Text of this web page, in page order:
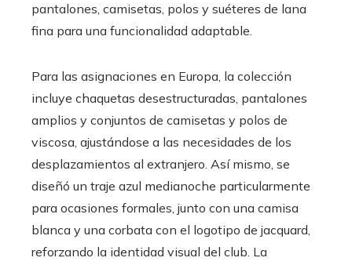
pantalones, camisetas, polos y suéteres de lana
fina para una funcionalidad adaptable.
Para las asignaciones en Europa, la colección
incluye chaquetas desestructuradas, pantalones
amplios y conjuntos de camisetas y polos de
viscosa, ajustándose a las necesidades de los
desplazamientos al extranjero. Así mismo, se
diseñó un traje azul medianoche particularmente
para ocasiones formales, junto con una camisa
blanca y una corbata con el logotipo de jacquard,
reforzando la identidad visual del club. La